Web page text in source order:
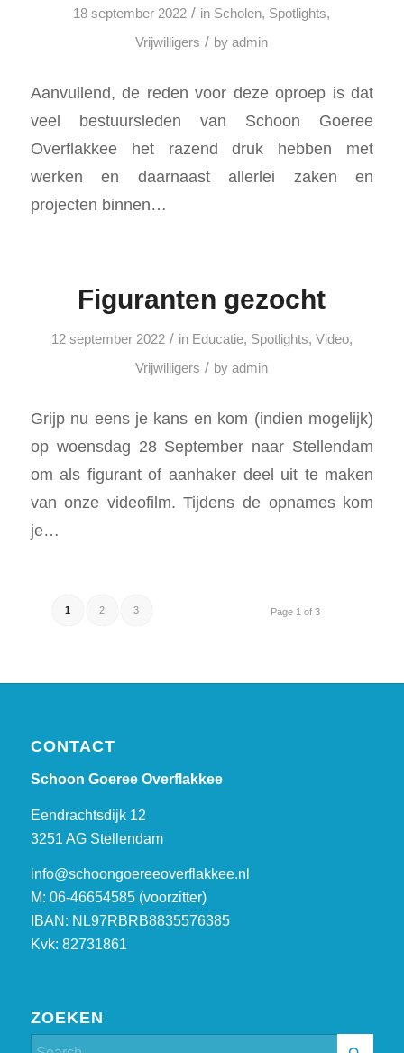
18 september 2022 / in Scholen, Spotlights,
Vrijwilligers / byadmin
Aanvullend, de reden voor deze oproep is dat
veel bestuursleden van Schoon Goeree
Overflakkee het razend druk hebben met
werken en daarnaast allerlei zaken en
projecten binnen…
Figuranten gezocht
12 september 2022 / in Educatie, Spotlights, Video,
Vrijwilligers / byadmin
Grijp nu eens je kans en kom (indien mogelijk)
op woensdag 28 September naar Stellendam
om als figurant of aanhaker deel uit te maken
van onze videofilm. Tijdens de opnames kom
je…
Page 1 of 3
1 2 3
CONTACT
Schoon Goeree Overflakkee
Eendrachtsdijk 12
3251 AG Stellendam
info@schoongoereeoverflakkee.nl
M: 06-46654585 (voorzitter)
IBAN: NL97RBRB8835576385
Kvk: 82731861
ZOEKEN